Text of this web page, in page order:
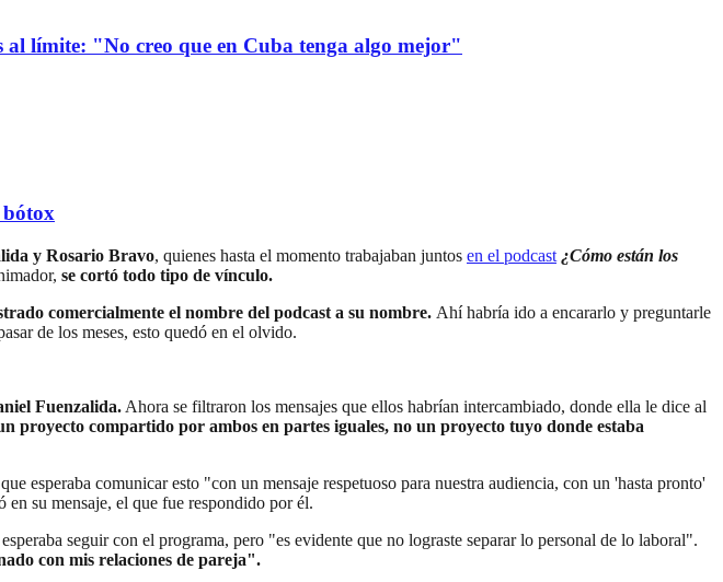
al límite: "No creo que en Cuba tenga algo mejor"
bótox
y Rosario Bravo, quienes hasta el momento trabajaban juntos en el podcast ¿Cómo están los
se cortó todo tipo de vínculo.
comercialmente el nombre del podcast a su nombre. Ahí habría ido a encararlo y preguntarle
de los meses, esto quedó en el olvido.
Fuenzalida. Ahora se filtraron los mensajes que ellos habrían intercambiado, donde ella le dice al
proyecto compartido por ambos en partes iguales, no un proyecto tuyo donde estaba
esperaba comunicar esto "con un mensaje respetuoso para nuestra audiencia, con un 'hasta pronto'
en su mensaje, el que fue respondido por él.
seguir con el programa, pero "es evidente que no lograste separar lo personal de lo laboral".
con mis relaciones de pareja".